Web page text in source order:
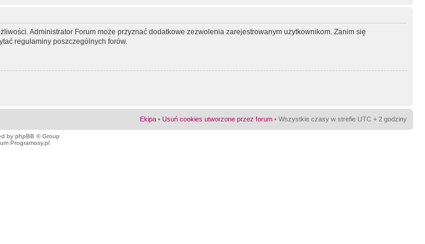
Administrator Forum może przyznać dodatkowe zezwolenia zarejestrowanym użytkownikom. Zanim się
regulaminy poszczególnych forów.
Ekipa • Usuń cookies utworzone przez forum • Wszystkie czasy w strefie UTC + 2 godziny
by phpBB © Group
Programosy.pl